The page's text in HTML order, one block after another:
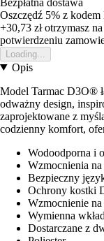
Bezpłatna dostawa
Oszczędź 5% z kodem
+30,73 złotrzymasz
potwierdzeniu
Loading...
Opis
Model Tarmac D3O®
odważny design,
zaprojektowane z
codzienny komfort,
Wodoodporna i
Wzmocnienia
Bezpieczny
Ochrony kostki
Wzmocnienie na
Wymienna
Dostarczane z